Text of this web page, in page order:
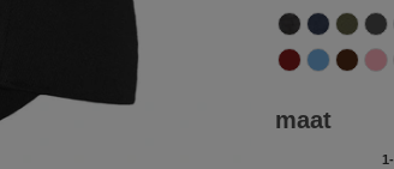
maat